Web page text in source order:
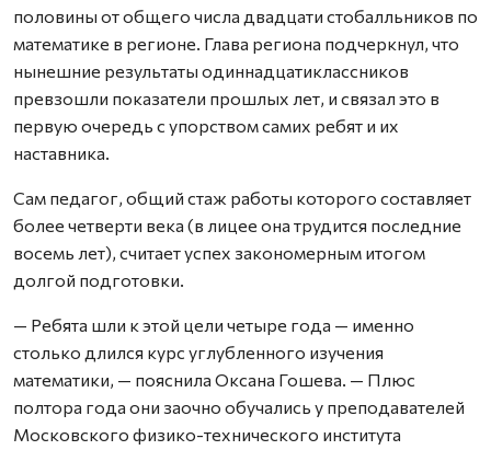
половины от общего числа двадцати стобалльников по
математике в регионе. Глава региона подчеркнул, что
нынешние результаты одиннадцатиклассников
превзошли показатели прошлых лет, и связал это в
первую очередь с упорством самих ребят и их
наставника.
Сам педагог, общий стаж работы которого составляет
более четверти века (в лицее она трудится последние
восемь лет), считает успех закономерным итогом
долгой подготовки.
— Ребята шли к этой цели четыре года — именно
столько длился курс углубленного изучения
математики, — пояснила Оксана Гошева. — Плюс
полтора года они заочно обучались у преподавателей
Московского физико-технического института